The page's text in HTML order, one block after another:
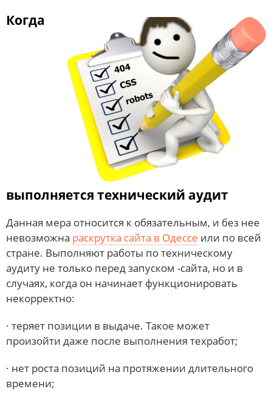
Когда
выполняется технический аудит
Данная мера относится к обязательным, и без нее
невозможна раскрутка сайта в Одессе или по всей
стране. Выполняют работы по техническому
аудиту не только перед запуском -сайта, но и в
случаях, когда он начинает функционировать
некорректно:
· теряет позиции в выдаче. Такое может
произойти даже после выполнения техработ;
· нет роста позиций на протяжении длительного
времени;